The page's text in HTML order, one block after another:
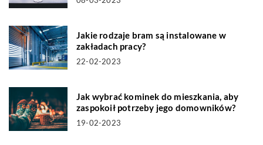
Jakie rodzaje bram są instalowane w
zakładach pracy?
22-02-2023
Jak wybrać kominek do mieszkania, aby
zaspokoił potrzeby jego domowników?
19-02-2023